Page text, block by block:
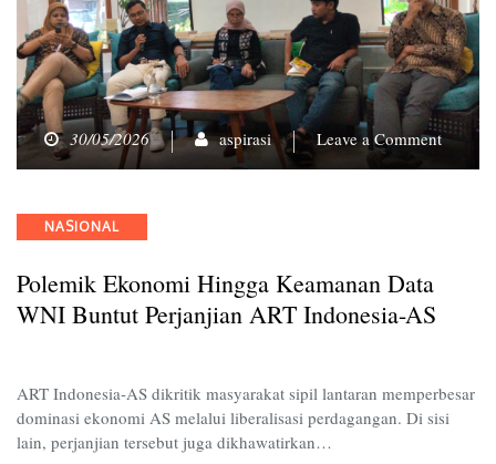
30/05/2026 aspirasi Leave a Commenton
AS
Categories
NASIONAL
Polemik Ekonomi Hingga Keamanan Data
WNI Buntut Perjanjian ART Indonesia-AS
ART Indonesia-AS dikritik masyarakat sipil lantaran memperbesar
dominasi ekonomi AS melalui liberalisasi perdagangan. Di sisi
lain, perjanjian tersebut juga dikhawatirkan…